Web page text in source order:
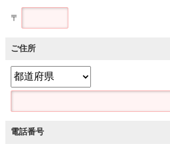
〒
ご住所
電話番号